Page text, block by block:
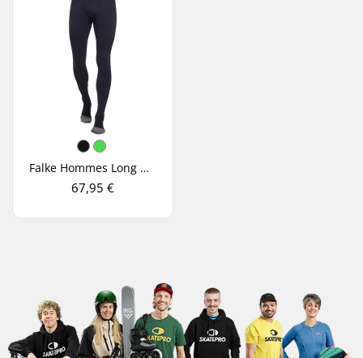
Falke Hommes Long Warm Tights
67,95 €